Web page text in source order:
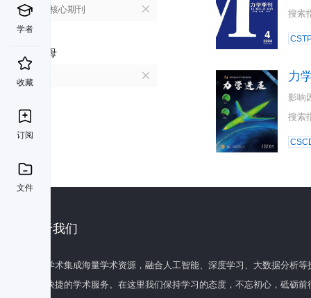
学者
收藏
订阅
文件
北大核心期刊
首字母
搜索
力
影响
搜索
关于我们
百度学术集成海量学术资源，融合人工智能、深度学习、大数据分析
全面快捷的学术服务。在这里我们保持学习的态度，不忘初心，砥砺前